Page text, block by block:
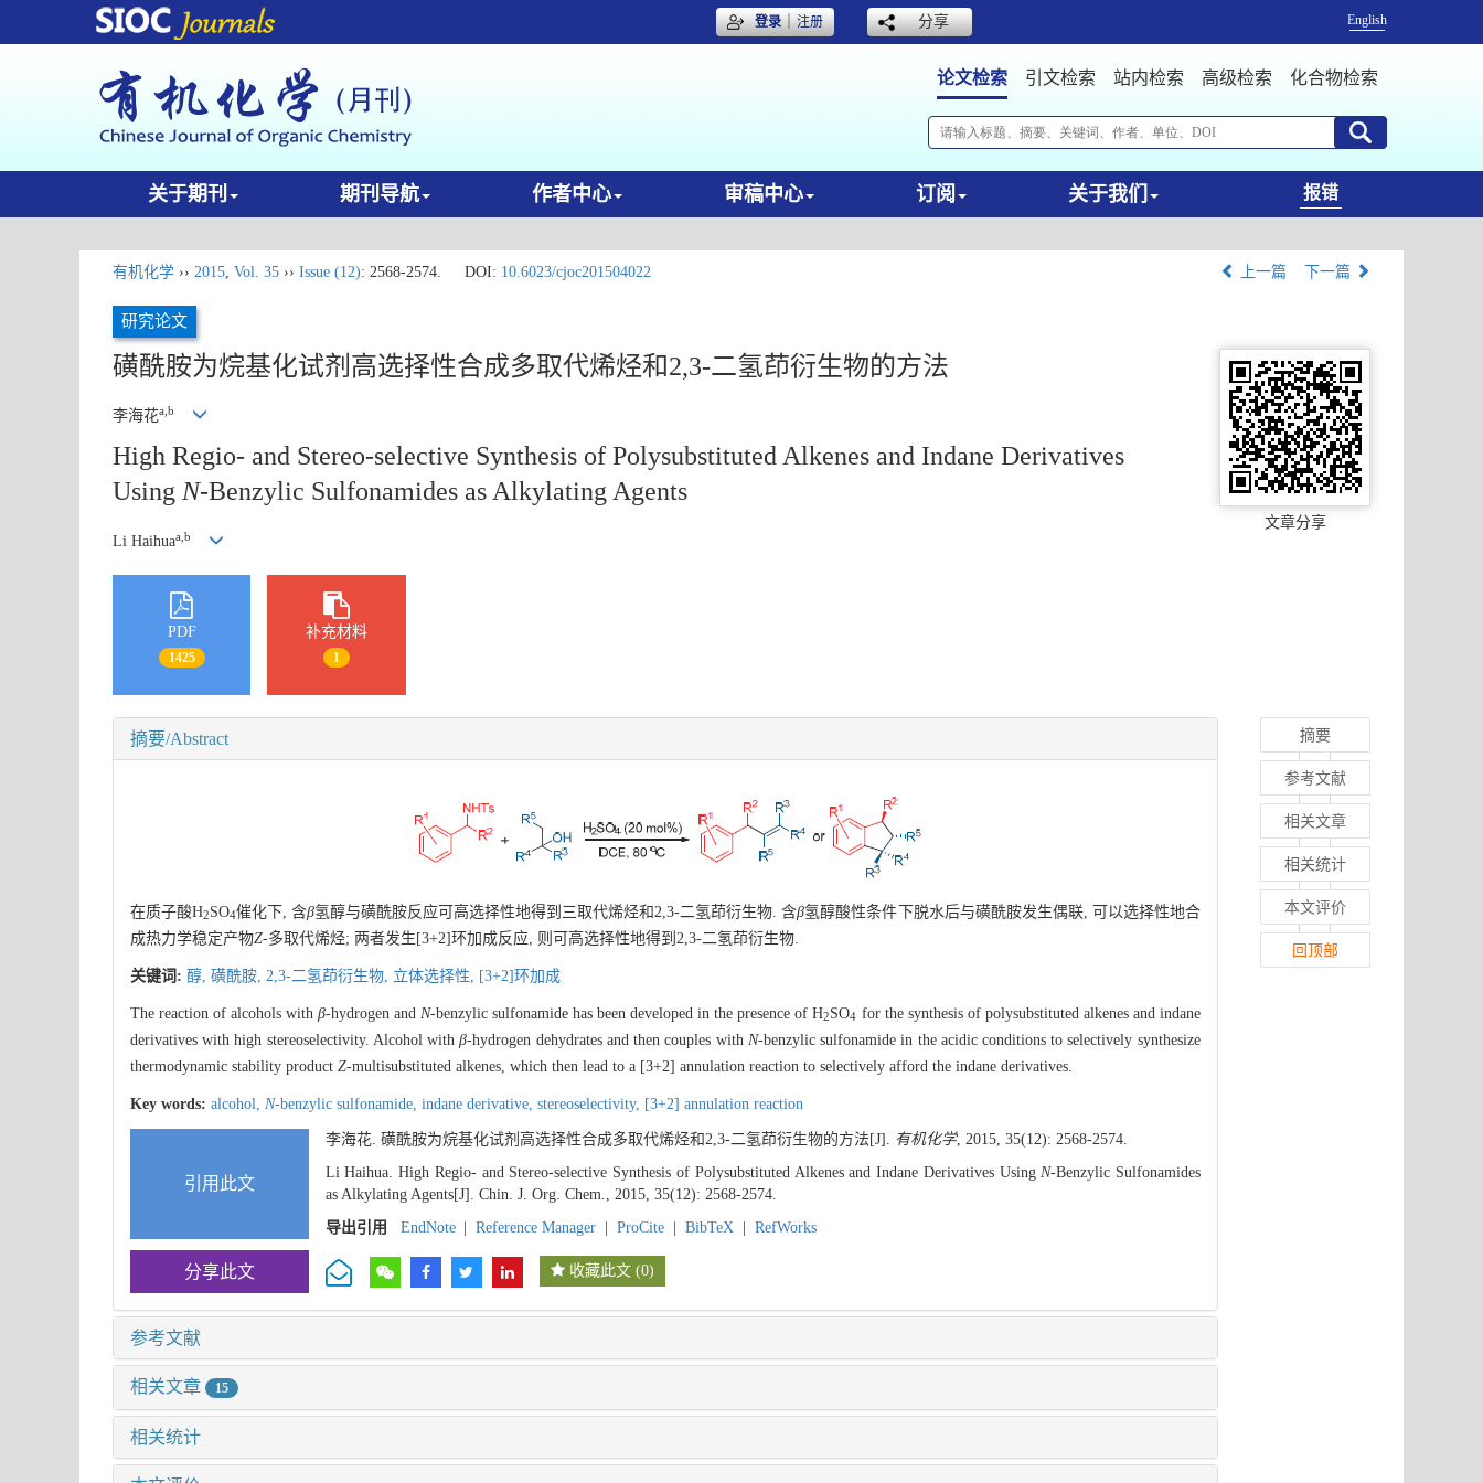
登录｜注册 分享 English
论文检索 引文检索 站内检索 高级检索 化合物检索
关于期刊 期刊导航 作者中心 审稿中心 订阅 关于我们 报错
有机化学 ›› 2015, Vol. 35 ›› Issue (12): 2568-2574. DOI: 10.6023/cjoc201504022 上一篇 下一篇
研究论文
磺酰胺为烷基化试剂高选择性合成多取代烯烃和2,3-二氢茚衍生物的方法
李海花a,b
High Regio- and Stereo-selective Synthesis of Polysubstituted Alkenes and Indane Derivatives
Using N-Benzylic Sulfonamides as Alkylating Agents
Li Haihuaa,b
文章分享
PDF
1425
补充材料
1
摘要/Abstract
在质子酸H2SO4催化下, 含β氢醇与磺酰胺反应可高选择性地得到三取代烯烃和2,3-二氢茚衍生物. 含β氢醇酸性条件下脱水后与磺酰胺发生偶联, 可以选择性地合
成热力学稳定产物Z-多取代烯烃; 两者发生[3+2]环加成反应, 则可高选择性地得到2,3-二氢茚衍生物.
关键词: 醇, 磺酰胺, 2,3-二氢茚衍生物, 立体选择性, [3+2]环加成
The reaction of alcohols withβ-hydrogen and N-benzylic sulfonamide has been developed in the presence of H2SO4 for the synthesis of polysubstituted alkenes and indane
derivatives with high stereoselectivity. Alcohol withβ-hydrogen dehydrates and then couples with N-benzylic sulfonamide in the acidic conditions to selectively synthesize
thermodynamic stability product Z-multisubstituted alkenes, which then lead to a [3+2] annulation reaction to selectively afford the indane derivatives.
Key words: alcohol, N-benzylic sulfonamide, indane derivative, stereoselectivity, [3+2] annulation reaction
引用此文
李海花. 磺酰胺为烷基化试剂高选择性合成多取代烯烃和2,3-二氢茚衍生物的方法[J]. 有机化学, 2015, 35(12): 2568-2574.
Li Haihua. High Regio- and Stereo-selective Synthesis of Polysubstituted Alkenes and Indane Derivatives Using N-Benzylic Sulfonamides
as Alkylating Agents[J]. Chin. J. Org. Chem., 2015, 35(12): 2568-2574.
导出引用
EndNote Reference Manager ProCite BibTeX RefWorks
分享此文 收藏此文 (0)
参考文献
相关文章 15
相关统计
摘要
参考文献
相关文章
相关统计
本文评价
回顶部